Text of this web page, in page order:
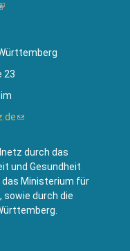
23
(Link
Mail)
durch das
und Gesundheit
Ministerium für
sowie durch die